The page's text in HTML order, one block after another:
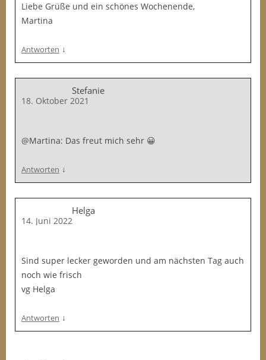
Liebe Grüße und ein schönes Wochenende,
Martina
Antworten ↓
Stefanie
18. Oktober 2021
@Martina: Das freut mich sehr 😀
Antworten ↓
Helga
14. Juni 2022
Sind super lecker geworden und am nächsten Tag auch
noch wie frisch
vg Helga
Antworten ↓